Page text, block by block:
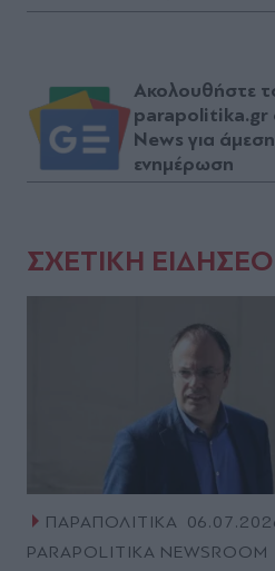
Ακολουθήστε
parapolitika.gr
News για
ενημέρωση
ΣΧΕΤΙΚΗ
ΠΑΡΑΠΟΛΙΤΙΚΑ
PARAPOLITIKA NEWSROOM